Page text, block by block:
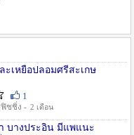
เหยื่อปลอมศรีสะเกษ
1
ฟิชชิ่ง - 2 เดือน
บางประอิน มีแพแนะ